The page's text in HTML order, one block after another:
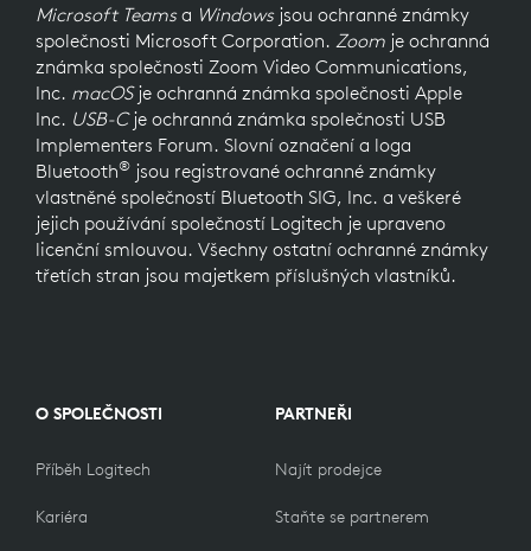
Microsoft Teamsa Windows jsou ochranné známky
společnosti Microsoft Corporation. Zoom je ochranná
známka společnosti Zoom Video Communications,
Inc. macOSje ochranná známka společnosti Apple
Inc. USB-Cje ochranná známka společnosti USB
Implementers Forum. Slovní označení a loga
Bluetooth® jsou registrované ochranné známky
vlastněné společností Bluetooth SIG, Inc. a veškeré
jejich používání společností Logitech je upraveno
licenční smlouvou. Všechny ostatní ochranné známky
třetích stran jsou majetkem příslušných vlastníků.
O SPOLEČNOSTI
Příběh Logitech
Kariéra
PARTNEŘI
Najít prodejce
Staňte se partnerem